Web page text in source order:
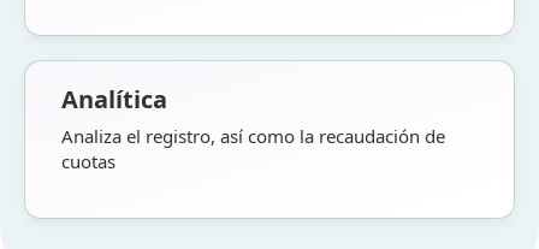
Analítica
Analiza el registro, así como la recaudación de
cuotas